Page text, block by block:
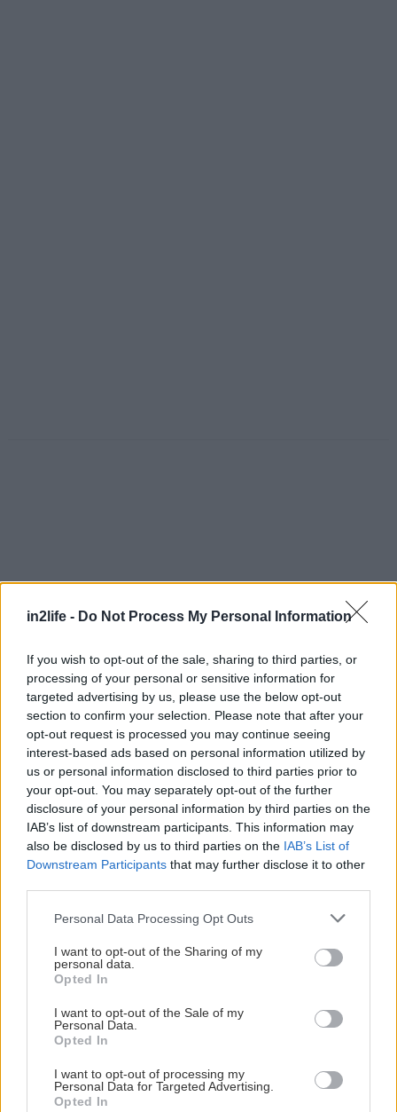
in2life - Do Not Process My Personal Information
If you wish to opt-out of the sale, sharing to third parties, or
processing of your personal or sensitive information for
targeted advertising by us, please use the below opt-out
section to confirm your selection. Please note that after your
opt-out request is processed you may continue seeing
interest-based ads based on personal information utilized by
us or personal information disclosed to third parties prior to
your opt-out. You may separately opt-out of the further
disclosure of your personal information by third parties on the
IAB’s list of downstream participants. This information may
also be disclosed by us to third parties on the IAB’s List of
Downstream Participants that may further disclose it to other
Please note that this website/app uses one or more Google
not limited to your visit or usage behaviour. You may click to
grant or deny consent to Google and its third-party tags to
use your data for below specified purposes in below Google
consent section.
Personal Data Processing Opt Outs
I want to opt-out of the Sharing of my
personal data.
Opted In
I want to opt-out of the Sale of my
Personal Data.
Opted In
I want to opt-out of processing my
Personal Data for Targeted Advertising.
Opted In
Αναζήτηση
για...